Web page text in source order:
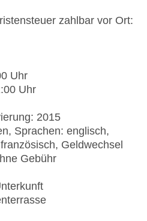
zahlbar vor Ort:
Uhr
Uhr
2015
Sprachen: englisch,
Geldwechsel
Gebühr